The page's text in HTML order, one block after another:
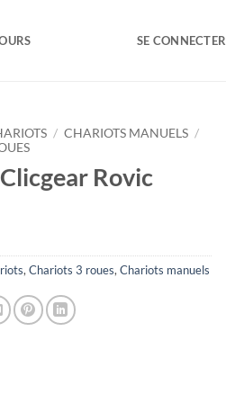
SE CONNECTER
/ CHARIOTS MANUELS /
Rovic
, Chariots 3 roues, Chariots manuels